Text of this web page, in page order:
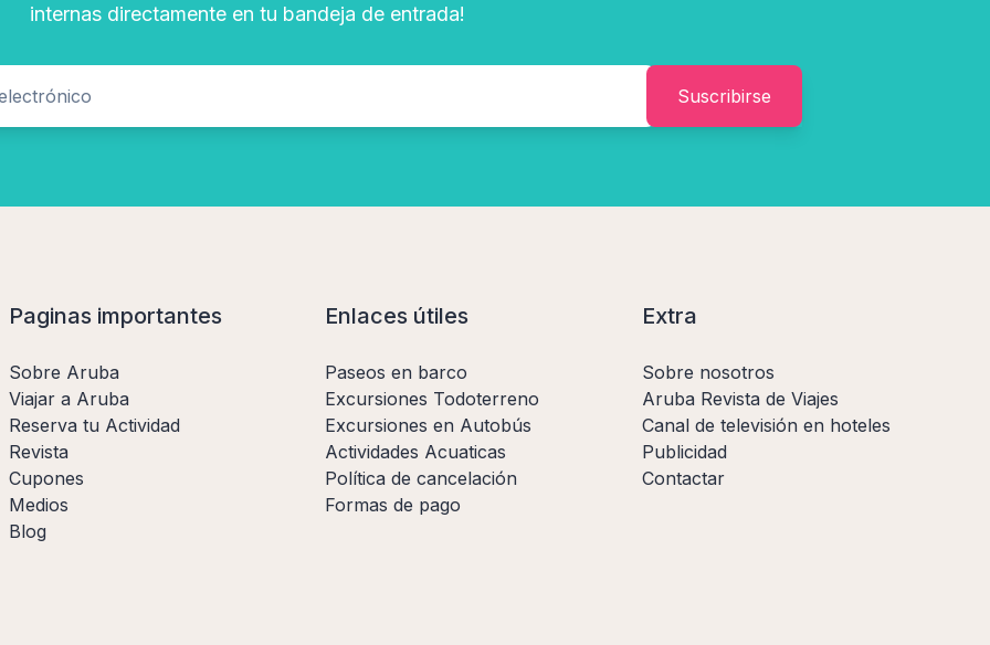
internas directamente en tu bandeja de entrada!
Suscribirse
Paginas importantes
Sobre Aruba
Viajar a Aruba
Reserva tu Actividad
Revista
Cupones
Medios
Blog
Enlaces útiles
Paseos en barco
Excursiones Todoterreno
Excursiones en Autobús
Actividades Acuaticas
Política de cancelación
Formas de pago
Extra
Sobre nosotros
Aruba Revista de Viajes
Canal de televisión en hoteles
Publicidad
Contactar